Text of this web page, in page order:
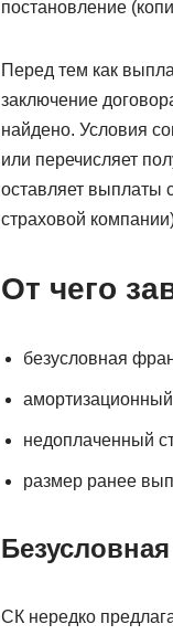
постановление
Перед тем как
заключение
найдено. Условия
или перечисляет
оставляет выплаты
страховой
От чего
безусловная
амортизационный
недоплаченный
размер ранее
СК нередко